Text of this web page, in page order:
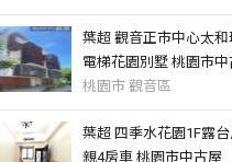
葉超 觀音正市中心太和
電梯花園別墅 桃園市中
桃園市 觀音區
葉超 四季水花園1F露
親4房車 桃園市中古屋